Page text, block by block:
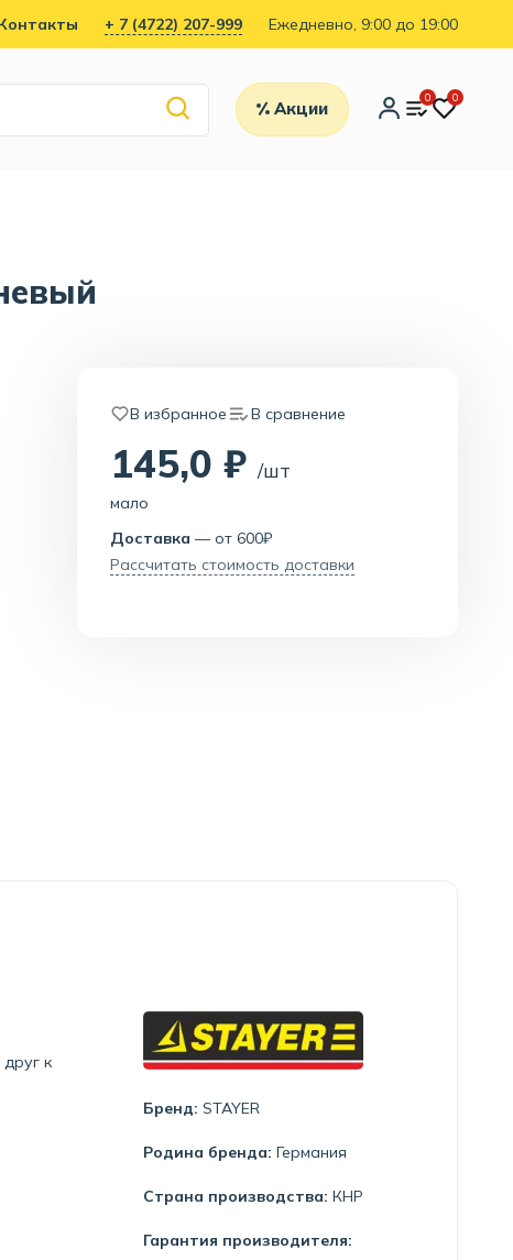
+ 7 (4722) 207-999 Ежедневно, 9:00 до 19:00
Акции
0 0
В избранное В сравнение
145,0 ₽/шт
мало
Доставка — от 600₽
Рассчитать стоимость доставки
к
Бренд: STAYER
Родина бренда: Германия
Страна производства: КНР
Гарантия производителя: